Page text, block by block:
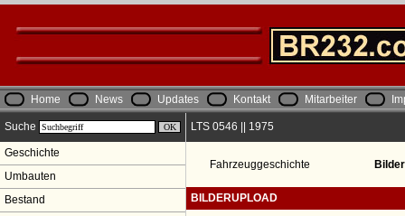
Home News Updates Kontakt Mitarbeiter
Suche
Geschichte
Umbauten
Bestand
LTS 0546 || 1975
Fahrzeuggeschichte
BILDERUPLOAD